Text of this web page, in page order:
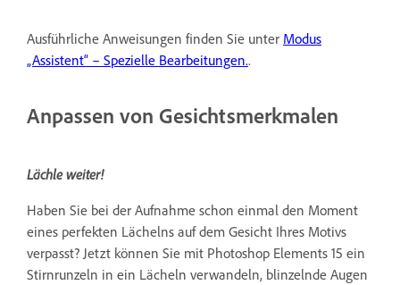
Ausführliche Anweisungen finden Sie unter Modus
„Assistent“ – Spezielle Bearbeitungen..
Anpassen von Gesichtsmerkmalen
Lächle weiter!
Haben Sie bei der Aufnahme schon einmal den Moment
eines perfekten Lächelns auf dem Gesicht Ihres Motivs
verpasst? Jetzt können Sie mit Photoshop Elements 15 ein
Stirnrunzeln in ein Lächeln verwandeln, blinzelnde Augen